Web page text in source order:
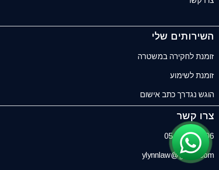
השירותים שלי
זומנת לחקירה במשטרה
זומנת לשימוע
הוגש נגדרך כתב אישום
צרו קשר
054-686-8506
ylynnlaw@gmail.com